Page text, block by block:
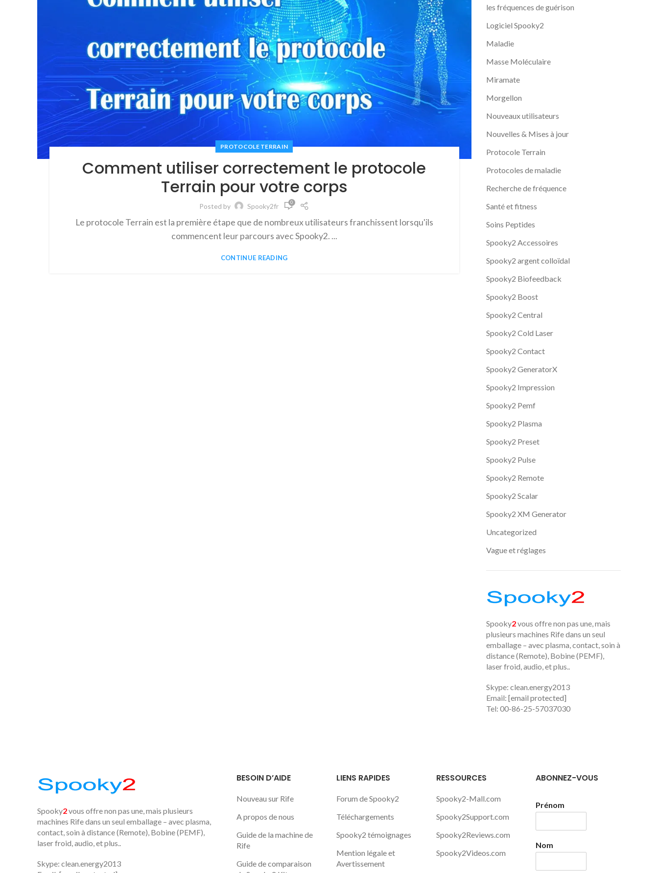
PROTOCOLE TERRAIN
Comment utiliser correctement le protocole
Terrain pour votre corps
Posted by Spooky2fr 0
Le protocole Terrain est la première étape que de nombreux utilisateurs franchissent lorsqu'ils
commencent leur parcours avec Spooky2. ...
CONTINUE READING
les fréquences de guérison
Logiciel Spooky2
Maladie
Masse Moléculaire
Miramate
Morgellon
Nouveaux utilisateurs
Nouvelles & Mises à jour
Protocole Terrain
Protocoles de maladie
Recherche de fréquence
Santé et fitness
Soins Peptides
Spooky2 Accessoires
Spooky2 argent colloïdal
Spooky2 Biofeedback
Spooky2 Boost
Spooky2 Central
Spooky2 Cold Laser
Spooky2 Contact
Spooky2 GeneratorX
Spooky2 Impression
Spooky2 Pemf
Spooky2 Plasma
Spooky2 Preset
Spooky2 Pulse
Spooky2 Remote
Spooky2 Scalar
Spooky2 XM Generator
Uncategorized
Vague et réglages
Spooky2vous offre non pas une, mais
plusieurs machines Rife dans un seul
emballage – avec plasma, contact, soin à
distance (Remote), Bobine (PEMF),
laser froid, audio, et plus..
Skype: clean.energy2013
Email: [email protected]
Tel: 00-86-25-57037030
Spooky2vous offre non pas une, mais plusieurs
machines Rife dans un seul emballage – avec plasma,
contact, soin à distance (Remote), Bobine (PEMF),
laser froid, audio, et plus..
Skype: clean.energy2013
BESOIN D’AIDE
Nouveau sur Rife
A propos de nous
Guide de la machine de
Rife
Guide de comparaison
LIENS RAPIDES
Forum de Spooky2
Téléchargements
Spooky2 témoignages
Mention légale et
Avertissement
RESSOURCES
Spooky2-Mall.com
Spooky2Support.com
Spooky2Reviews.com
Spooky2Videos.com
ABONNEZ-VOUS
Prénom
Nom